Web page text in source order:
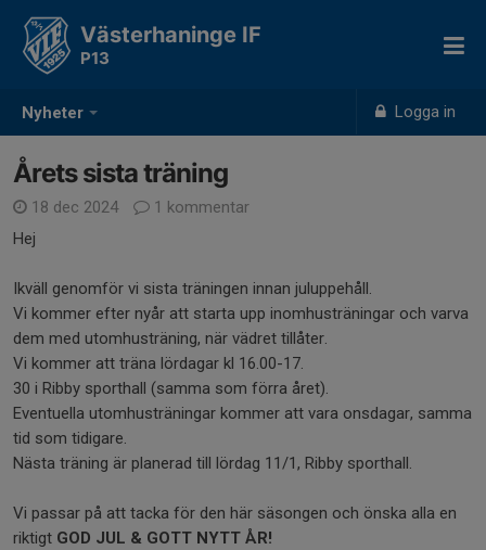
Nyheter Logga in
Västerhaninge IF
P13
Årets sista träning
18 dec 2024
1 kommentar
Hej
Ikväll genomför vi sista träningen innan juluppehåll.
Vi kommer efter nyår att starta upp inomhusträningar och varva
dem med utomhusträning, när vädret tillåter.
Vi kommer att träna lördagar kl 16.00-17.
30 i Ribby sporthall (samma som förra året).
Eventuella utomhusträningar kommer att vara onsdagar, samma
tid som tidigare.
Nästa träning är planerad till lördag 11/1, Ribby sporthall.
Vi passar på att tacka för den här säsongen och önska alla en
riktigt GOD JUL & GOTT NYTT ÅR!